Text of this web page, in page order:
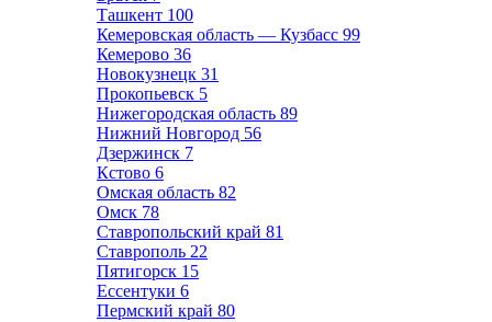
Ташкент 100
Кемеровская область — Кузбасс 99
Кемерово 36
Новокузнецк 31
Прокопьевск 5
Нижегородская область 89
Нижний Новгород 56
Дзержинск 7
Кстово 6
Омская область 82
Омск 78
Ставропольский край 81
Ставрополь 22
Пятигорск 15
Ессентуки 6
Пермский край 80